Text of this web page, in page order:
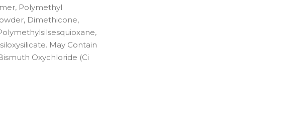
Polymethyl
Dimethicone,
May Contain
Oxychloride (Ci